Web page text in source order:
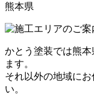
熊本県
かとう塗装では熊
ます。
それ以外の地域に
い。